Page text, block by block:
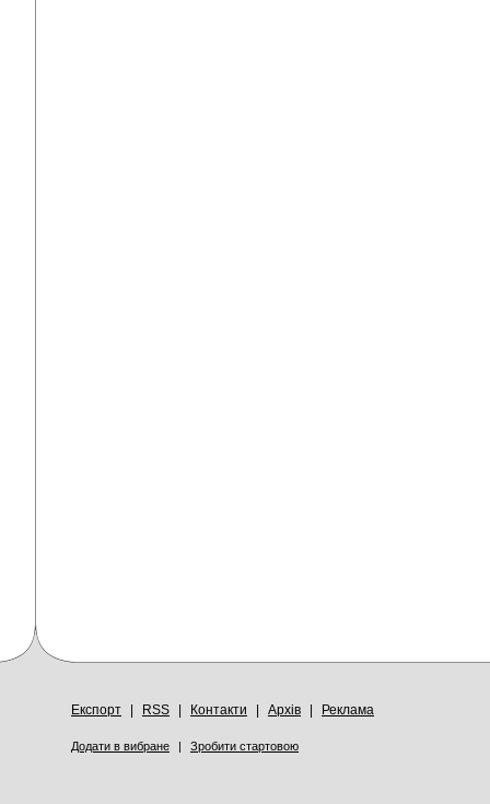
Експорт RSS Контакти Архів Реклама
Додати в вибране | Зробити стартовою